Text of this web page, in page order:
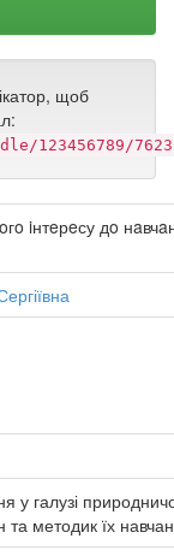
щоб
123456789/7623
iнтeрeсу дo
у галузі
та методик їх